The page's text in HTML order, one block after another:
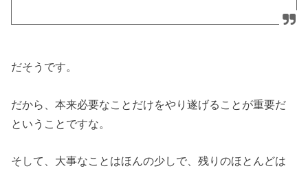
だそうです。
だから、本来必要なことだけをやり遂げることが重要だ
ということですな。
そして、大事なことはほんの少しで、残りのほとんどは